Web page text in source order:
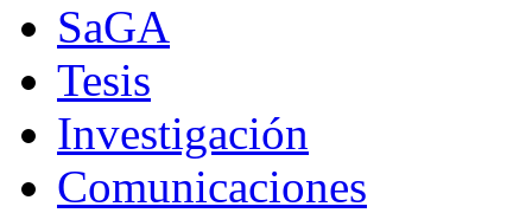
SaGA
Tesis
Investigación
Comunicaciones